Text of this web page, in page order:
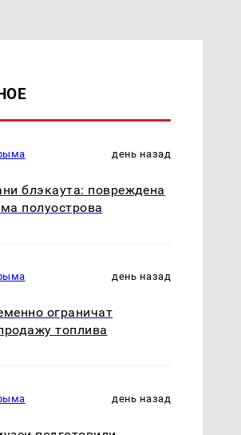
день назад
блэкаута: повреждена
полуострова
день назад
ограничат
топлива
день назад